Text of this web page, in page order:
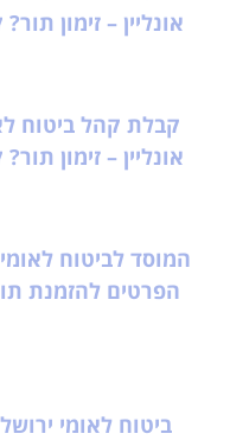
אונליין – זימון
קבלת קהל ביטוח
אונליין – זימון
המוסד לביטוח
הפרטים להזמנת
ביטוח לאומי